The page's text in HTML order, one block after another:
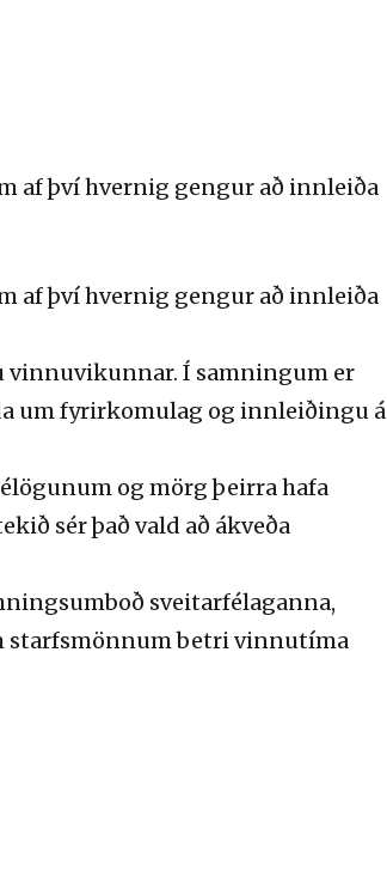
af því hvernig gengur að innleiða
af því hvernig gengur að innleiða
vinnuvikunnar. Í samningum er
um fyrirkomulag og innleiðingu á
og mörg þeirra hafa
sér það vald að ákveða
sveitarfélaganna,
starfsmönnum betri vinnutíma